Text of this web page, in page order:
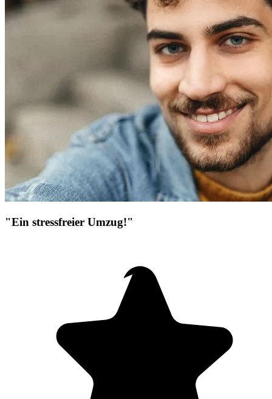
"Ein stressfreier Umzug!"